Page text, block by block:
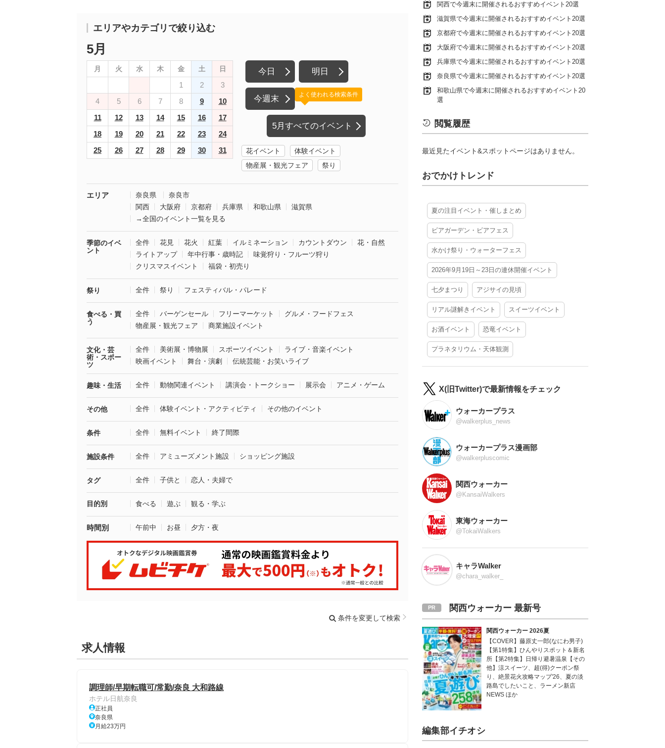
エリアやカテゴリで絞り込む
5月
月 火 水 木 金 土 日
1 2
3
4
5 6 7 8 9
10
11
12 13 14 15 16
17
18
19 20 21 22 23
24
25
26 27 28 29 30 31
今日 明日
今週末
5月すべてのイベント
よく使われる検索条件
花イベント
体験イベント
物産展・観光フェア
祭り
エリア 奈良県
奈良市
関西
大阪府 京都府 兵庫県 和歌山県
滋賀県
→全国のイベント一覧を見る
季節のイベ
ント
全件 花見 花火 紅葉 イルミネーション カウントダウン
花・自然
ライトアップ
年中行事・歳時記
味覚狩り・フルーツ狩り
クリスマスイベント
福袋・初売り
祭り 全件 祭り フェスティバル・パレード
食べる・買
う
全件 バーゲンセール フリーマーケット
グルメ・フードフェス
物産展・観光フェア
商業施設イベント
文化・芸
術・スポー
ツ
全件 美術展・博物展 スポーツイベント
ライブ・音楽イベント
映画イベント
舞台・演劇 伝統芸能・お笑いライブ
趣味・生活 全件 動物関連イベント 講演会・トークショー 展示会 アニメ・ゲーム
その他 全件 体験イベント・アクティビティ その他のイベント
条件 全件 無料イベント 終了間際
施設条件 全件 アミューズメント施設 ショッピング施設
タグ 全件 子供と 恋人・夫婦で
目的別 食べる 遊ぶ 観る・学ぶ
時間別 午前中 お昼 夕方・夜
条件を変更して検索
求人情報
調理師/早期転職可/常勤/奈良 大和路線
ホテル日航奈良
正社員
奈良県
月給23万円
関西で今週末に開催されるおすすめイベント20選
滋賀県で今週末に開催されるおすすめイベント20選
京都府で今週末に開催されるおすすめイベント20選
大阪府で今週末に開催されるおすすめイベント20選
兵庫県で今週末に開催されるおすすめイベント20選
奈良県で今週末に開催されるおすすめイベント20選
和歌山県で今週末に開催されるおすすめイベント20
選
閲覧履歴
最近見たイベント&スポットページはありません。
おでかけトレンド
夏の注目イベント・催しまとめ
ビアガーデン・ビアフェス
水かけ祭り・ウォーターフェス
2026年9月19日～23日の連休開催イベント
七夕まつり アジサイの見頃
リアル謎解きイベント スイーツイベント
お酒イベント 恐竜イベント
プラネタリウム・天体観測
X(旧Twitter)で最新情報をチェック
ウォーカープラス
@walkerplus_news
ウォーカープラス漫画部
@walkerpluscomic
関西ウォーカー
@KansaiWalkers
東海ウォーカー
@TokaiWalkers
キャラWalker
@chara_walker_
関西ウォーカー 最新号
関西ウォーカー 2026夏
【COVER】藤原丈一郎(なにわ男子)
【第1特集】ひんやりスポット＆新名
所【第2特集】日帰り避暑温泉【その
他】涼スイーツ、超(得)クーポン祭
り、絶景花火攻略マップ'26、夏の淡
路島でしたいこと、ラーメン新店
NEWS ほか
編集部イチオシ